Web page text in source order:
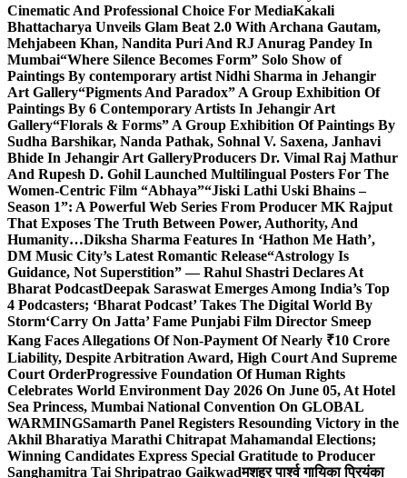
Cinematic And Professional Choice For MediaKakali
Bhattacharya Unveils Glam Beat 2.0 With Archana Gautam,
Mehjabeen Khan, Nandita Puri And RJ Anurag Pandey In
Mumbai“Where Silence Becomes Form” Solo Show of
Paintings By contemporary artist Nidhi Sharma in Jehangir
Art Gallery“Pigments And Paradox” A Group Exhibition Of
Paintings By 6 Contemporary Artists In Jehangir Art
Gallery“Florals & Forms” A Group Exhibition Of Paintings By
Sudha Barshikar, Nanda Pathak, Sohnal V. Saxena, Janhavi
Bhide In Jehangir Art GalleryProducers Dr. Vimal Raj Mathur
And Rupesh D. Gohil Launched Multilingual Posters For The
Women-Centric Film “Abhaya”“Jiski Lathi Uski Bhains –
Season 1”: A Powerful Web Series From Producer MK Rajput
That Exposes The Truth Between Power, Authority, And
Humanity…Diksha Sharma Features In ‘Hathon Me Hath’,
DM Music City’s Latest Romantic Release“Astrology Is
Guidance, Not Superstition” — Rahul Shastri Declares At
Bharat PodcastDeepak Saraswat Emerges Among India’s Top
4 Podcasters; ‘Bharat Podcast’ Takes The Digital World By
Storm‘Carry On Jatta’ Fame Punjabi Film Director Smeep
Kang Faces Allegations Of Non-Payment Of Nearly ₹10 Crore
Liability, Despite Arbitration Award, High Court And Supreme
Court OrderProgressive Foundation Of Human Rights
Celebrates World Environment Day 2026 On June 05, At Hotel
Sea Princess, Mumbai National Convention On GLOBAL
WARMINGSamarth Panel Registers Resounding Victory in the
Akhil Bharatiya Marathi Chitrapat Mahamandal Elections;
Winning Candidates Express Special Gratitude to Producer
Sanghamitra Tai Shripatrao Gaikwadमशहूर पार्श्व गायिका प्रियंका